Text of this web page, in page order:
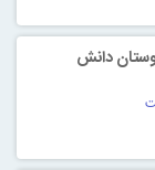
دانش